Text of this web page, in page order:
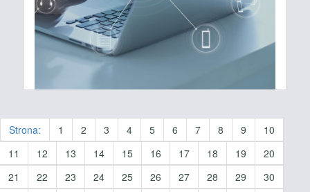
Strona: 1 2 3 4 5 6 7 8 9
10
11
12 13 14 15 16 17 18 19
20
21
22 23 24 25 26 27 28 29
30